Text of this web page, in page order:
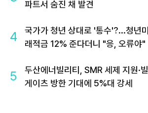
파트서 숨진 채 발견
4
국가가 청년 상대로 '통수'?...청년미
래적금 12% 준다더니 "응, 오류야"
5
두산에너빌리티, SMR 세제 지원·빌
게이츠 방한 기대에 5%대 강세